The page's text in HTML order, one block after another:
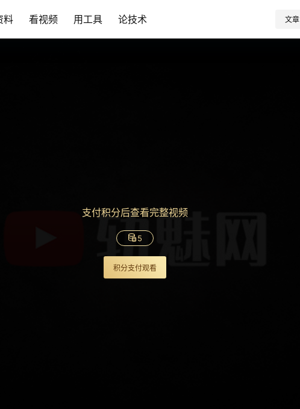
料 看视频 用工具 论技术 文章
支付积分后查看完整视频
5
积分支付观看